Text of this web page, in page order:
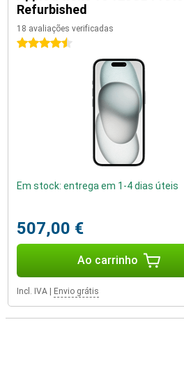
Refurbished
18 avaliações verificadas
4.5 estrelas
Em stock: entrega em 1-4 dias úteis
507,00 €
Ao carrinho
Incl. IVA Envio grátis